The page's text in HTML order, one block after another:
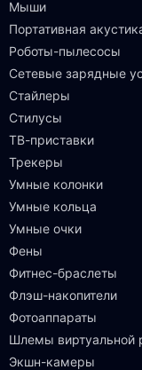
Мыши
Портативная
Роботы-пылесосы
Сетевые зарядные
Стайлеры
Стилусы
ТВ-приставки
Трекеры
Умные колонки
Умные кольца
Умные очки
Фены
Фитнес-браслеты
Флэш-накопители
Фотоаппараты
Шлемы виртуальной
Экшн-камеры